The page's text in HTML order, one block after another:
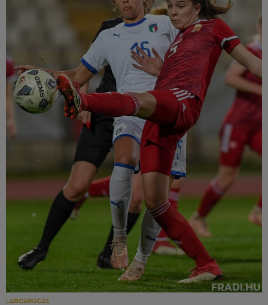
LABDARÚGÁS
FM YouTube +
Hírek
Labdarúgás
Szakosztályok
Meccscenter
Klub
Szolgáltatások
Shop